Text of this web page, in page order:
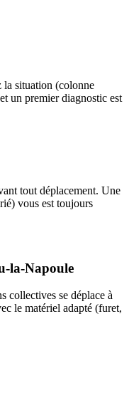
la situation (colonne
un premier diagnostic est
tout déplacement. Une
vous est toujours
la-Napoule
collectives se déplace à
le matériel adapté (furet,